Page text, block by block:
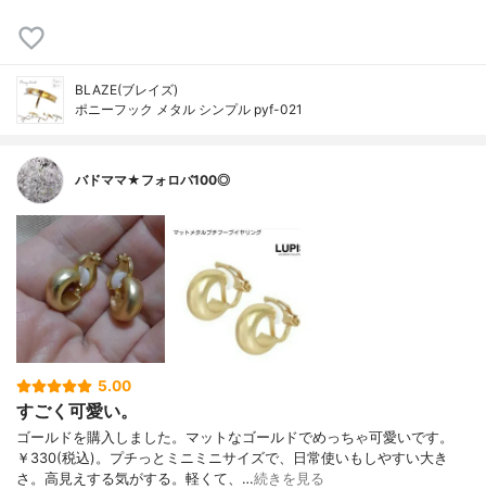
BLAZE(ブレイズ)
ポニーフック メタル シンプル pyf-021
バドママ★フォロバ100◎
5.00
すごく可愛い。
ゴールドを購入しました。マットなゴールドでめっちゃ可愛いです。
￥330(税込)。プチっとミニミニサイズで、日常使いもしやすい大き
さ。高見えする気がする。軽くて、…続きを見る